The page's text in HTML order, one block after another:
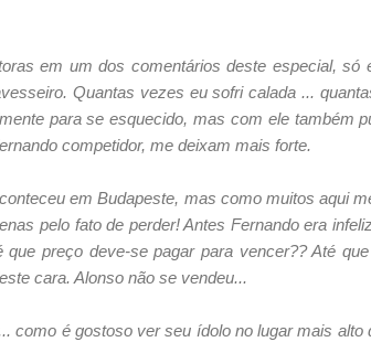
em um dos comentários deste especial, só
Quantas vezes eu sofri calada ...
para se esquecido, mas com ele também
competidor, me deixam mais forte.
em Budapeste, mas como muitos aqui
pelo fato de perder! Antes Fernando era
preço deve-se pagar para vencer?? Até
cara. Alonso não se vendeu...
como é gostoso ver seu ídolo no lugar mais alto